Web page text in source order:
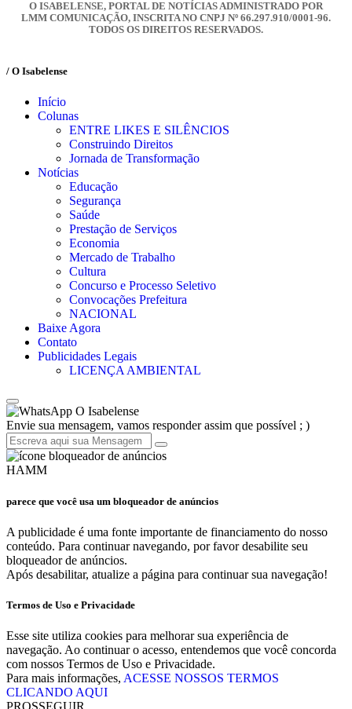
O ISABELENSE, PORTAL DE NOTÍCIAS ADMINISTRADO POR
LMM COMUNICAÇÃO, INSCRITA NO CNPJ Nº 66.297.910/0001-96.
TODOS OS DIREITOS RESERVADOS.
/ O Isabelense
Início
Colunas
ENTRE LIKES E SILÊNCIOS
Construindo Direitos
Jornada de Transformação
Notícias
Educação
Segurança
Saúde
Prestação de Serviços
Economia
Mercado de Trabalho
Cultura
Concurso e Processo Seletivo
Convocações Prefeitura
NACIONAL
Baixe Agora
Contato
Publicidades Legais
LICENÇA AMBIENTAL
O Isabelense
Envie sua mensagem, vamos responder assim que possível ; )
HAMM
parece que você usa um bloqueador de anúncios
A publicidade é uma fonte importante de financiamento do nosso
conteúdo. Para continuar navegando, por favor desabilite seu
bloqueador de anúncios.
Após desabilitar, atualize a página para continuar sua navegação!
Termos de Uso e Privacidade
Esse site utiliza cookies para melhorar sua experiência de
navegação. Ao continuar o acesso, entendemos que você concorda
com nossos Termos de Uso e Privacidade.
Para mais informações, ACESSE NOSSOS TERMOS
CLICANDO AQUI